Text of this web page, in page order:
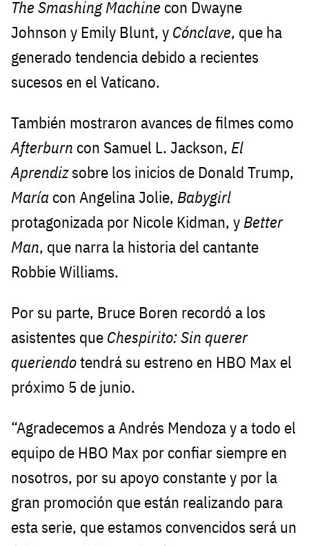
The Smashing Machine con Dwayne
Johnson y Emily Blunt, y Cónclave, que ha
generado tendencia debido a recientes
sucesos en el Vaticano.
También mostraron avances de filmes como
Afterburn con Samuel L. Jackson, El
Aprendizsobre los inicios de Donald Trump,
María con Angelina Jolie, Babygirl
protagonizada por Nicole Kidman, yBetter
Man, que narra la historia del cantante
Robbie Williams.
Por su parte, Bruce Boren recordó a los
asistentes que Chespirito: Sin querer
queriendotendrá su estreno en HBO Max el
próximo 5 de junio.
“Agradecemos a Andrés Mendoza y a todo el
equipo de HBO Max por confiar siempre en
nosotros, por su apoyo constante y por la
gran promoción que están realizando para
esta serie, que estamos convencidos será un